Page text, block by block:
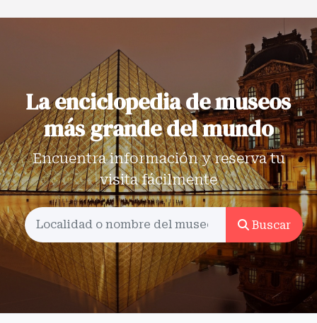
La enciclopedia de museos
más grande del mundo
Encuentra información y reserva tu
visita fácilmente
Buscar